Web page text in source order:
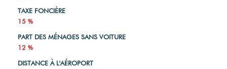
TAXE FONCIÈRE
15 %
PART DES MÉNAGES SANS VOITURE
12 %
DISTANCE À L'AÉROPORT